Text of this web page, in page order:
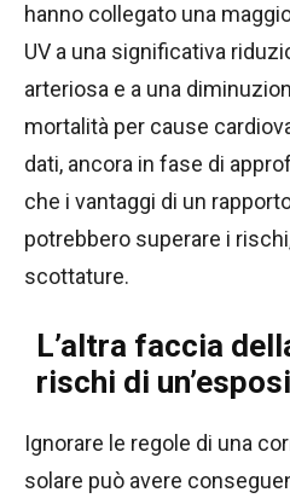
hanno collegato una
UV a una significativa
arteriosa e a una
mortalità per cause
dati, ancora in fase di
che i vantaggi di un
potrebbero superare i
scottature.
L’altra faccia
rischi di
Ignorare le regole di una
solare può avere